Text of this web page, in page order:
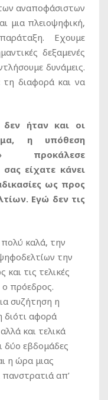
αναποφάσιστων
μια πλειοψηφική,
Εχουμε
δεξαμενές
δυνάμεις.
τη διαφορά και να
ήταν και οι
η υπόθεση
προκάλεσε
είχατε κάνει
ως προς
Εγώ δεν τις
καλά, την
την
τις τελικές
ο πρόεδρος.
συζήτηση η
διότι αφορά
και τελικά
δύο εβδομάδες
η ώρα μιας
πανστρατιά απ’